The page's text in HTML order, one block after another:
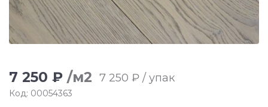
7 250 ₽ /м2 7 250 ₽ / упак
Код: 00054363